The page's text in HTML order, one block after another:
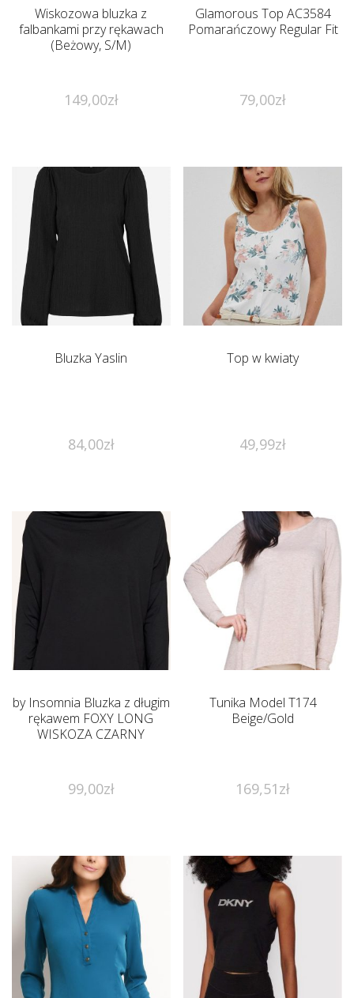
Wiskozowa bluzka z
falbankami przy rękawach
(Beżowy, S/M)
149,00zł
Glamorous Top AC3584
Pomarańczowy Regular Fit
79,00zł
Bluzka Yaslin
84,00zł
Top w kwiaty
49,99zł
by Insomnia Bluzka z długim
rękawem FOXY LONG
WISKOZA CZARNY
99,00zł
Tunika Model T174
Beige/Gold
169,51zł